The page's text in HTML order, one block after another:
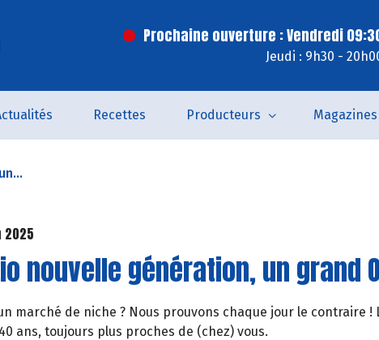
Prochaine ouverture : Vendredi
Jeudi : 9h30 -
Recettes Producteurs Magazines
2025
nouvelle génération, un grand
marché de niche ? Nous prouvons chaque jour le contraire
ans, toujours plus proches de (chez) vous.